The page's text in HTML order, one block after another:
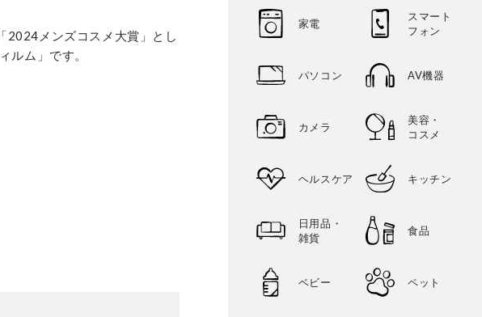
2024メンズコスメ大賞」とし
ルム」です。
家電
スマート
フォン
パソコン AV機器
カメラ
美容・
コスメ
ヘルスケア キッチン
日用品・
雑貨
食品
ベビー ペット